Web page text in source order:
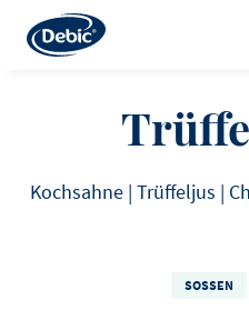
main
Kochsahne | Trüffeljus |
SOSSEN